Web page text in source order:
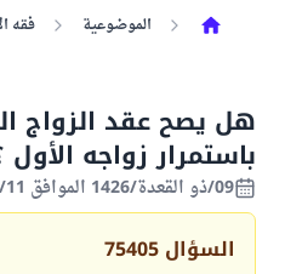
الموضوعية فقه
هل يصح عقد الزواج
باستمرار زواجه الأول
09/ذو القعدة/1426 الموافق 11/ديسمبر/2005
السؤال 75405